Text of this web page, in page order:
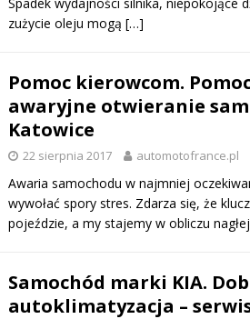
zużycie oleju mogą […]
Pomoc kierowcom.
awaryjne otwieranie
Katowice
22 sierpnia 2017 automotofrance.pl
Awaria samochodu w najmniej
wywołać spory stres. Zdarza się, że
pojeździe, a my stajemy w obliczu
Samochód marki KIA.
autoklimatyzacja –